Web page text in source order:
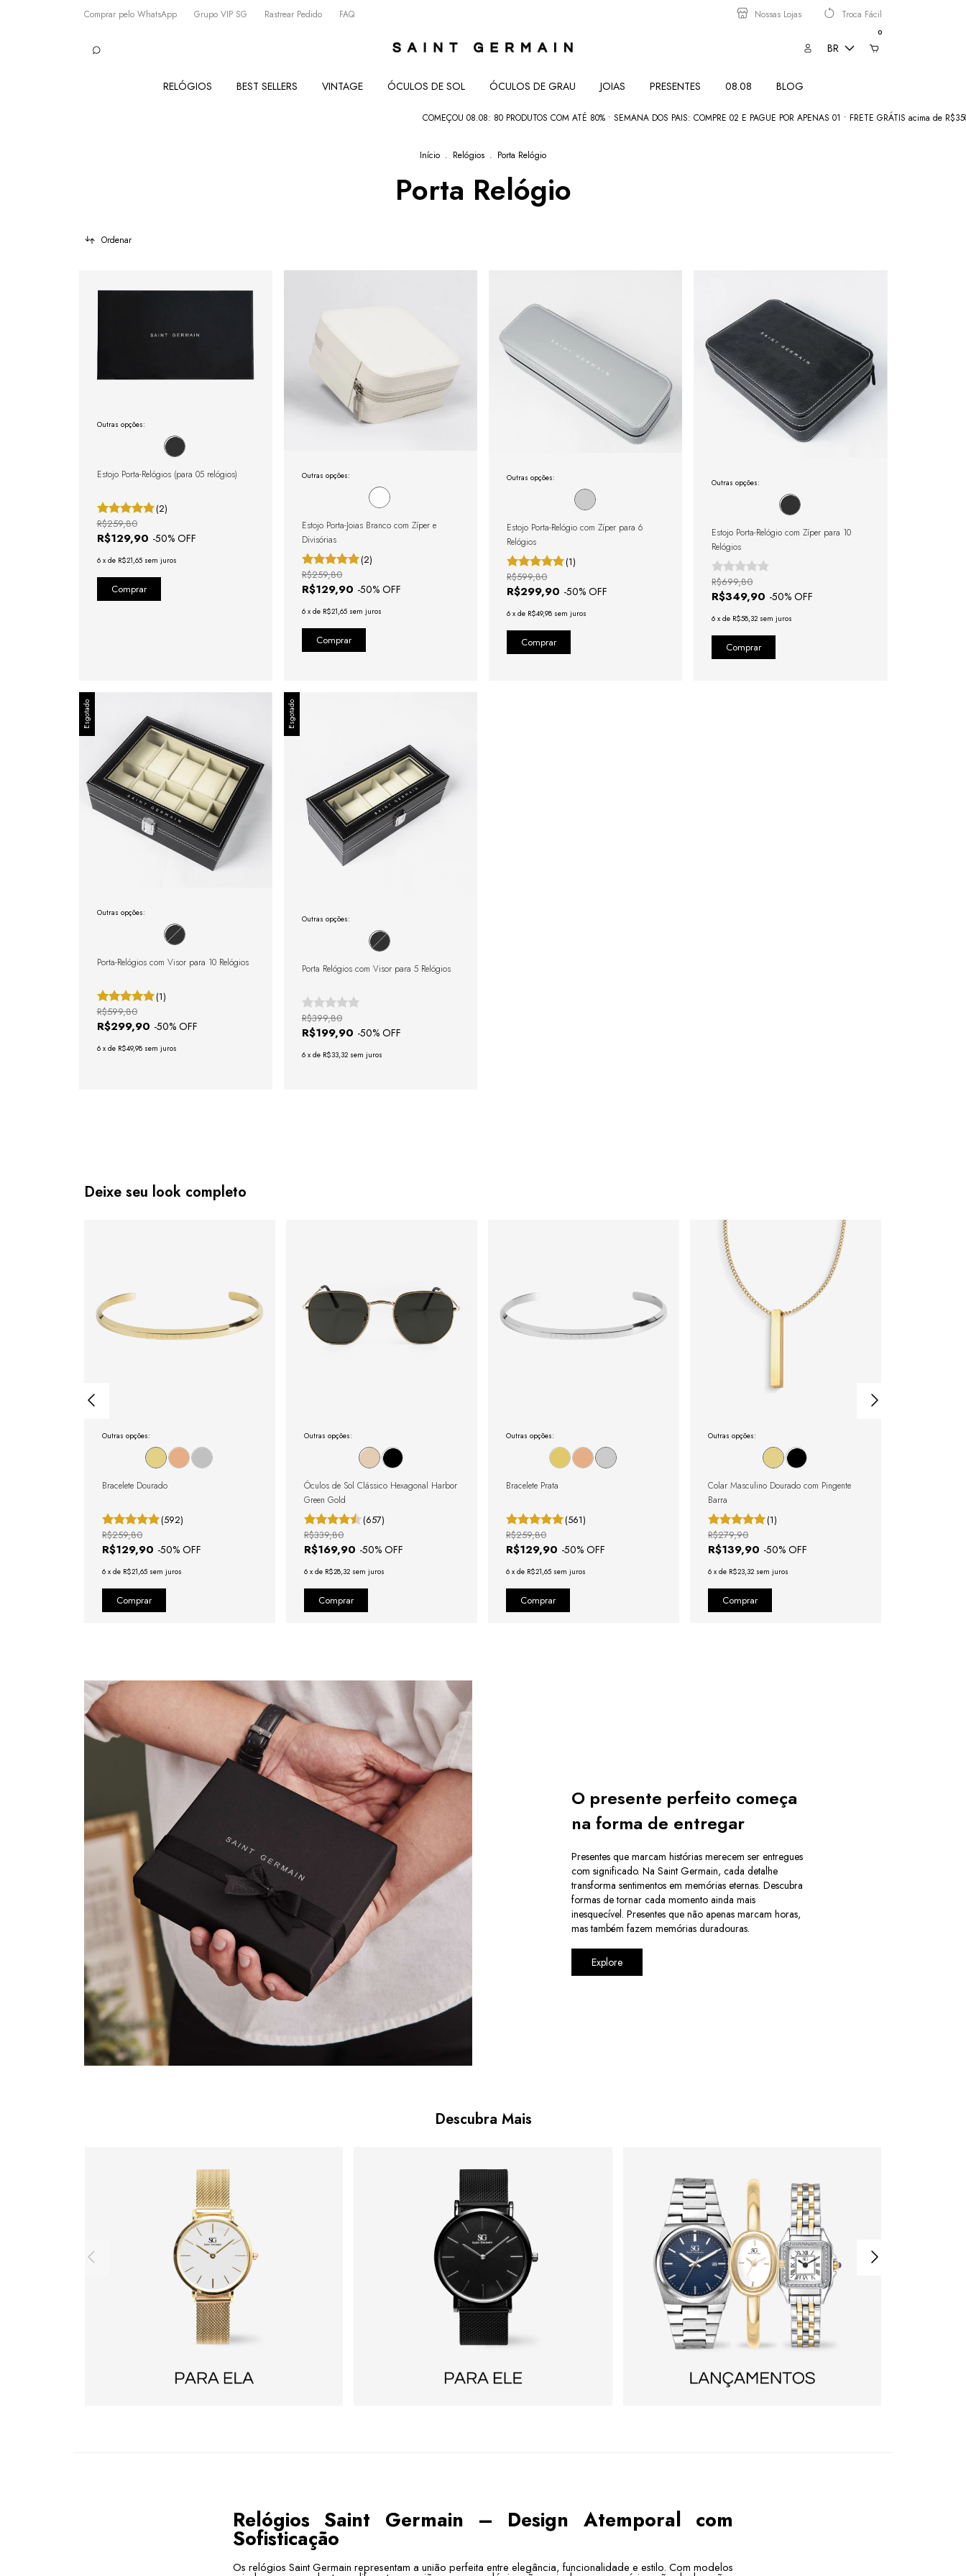
Comprar pelo WhatsApp Grupo VIP SG Rastrear Pedido FAQ Nossas Lojas Troca Fácil
BR
0
RELÓGIOS BEST SELLERS VINTAGE ÓCULOS DE SOL ÓCULOS DE GRAU JOIAS PRESENTES 08.08 BLOG
COMEÇOU 08.08: 80 PRODUTOS COM ATÉ 80% • SEMANA DOS PAIS: COMPRE 02 E PAGUE POR APENAS 01 • FRETE GRÁTIS acima de R$350
Início . Relógios . Porta Relógio
Porta Relógio
Ordenar
Outras opções:
Estojo Porta-Relógios (para 05 relógios)
(2)
R$129,90 -50% OFF
R$259,80
6 x de R$21,65 sem juros
Outras opções:
Estojo Porta-Joias Branco com Zíper e
Divisórias
(2)
R$129,90 -50% OFF
R$259,80
6 x de R$21,65 sem juros
Outras opções:
Estojo Porta-Relógio com Zíper para 6
Relógios
(1)
R$299,90 -50% OFF
R$599,80
6 x de R$49,98 sem juros
Outras opções:
Estojo Porta-Relógio com Zíper para 10
Relógios
R$349,90 -50% OFF
R$699,80
6 xde R$58,32 sem juros
Esgotado
Outras opções:
Porta-Relógios com Visor para 10 Relógios
(1)
R$299,90 -50% OFF
R$599,80
6 x de R$49,98 sem juros
Esgotado
Outras opções:
Porta Relógios com Visor para 5 Relógios
R$199,90 -50% OFF
R$399,80
6 x de R$33,32 sem juros
Deixe seu look completo
Outras opções:
Bracelete Dourado
(592)
R$129,90 -50% OFF
R$259,80
6 x de R$21,65 sem juros
Outras opções:
Óculos de Sol Clássico Hexagonal Harbor
Green Gold
(657)
R$169,90 -50% OFF
R$339,80
6 x de R$28,32 sem juros
Outras opções:
Bracelete Prata
(561)
R$129,90 -50% OFF
R$259,80
6 x de R$21,65 sem juros
Outras opções:
Colar Masculino Dourado com Pingente
Barra
(1)
R$139,90 -50% OFF
R$279,90
6 x de R$23,32 sem juros
O presente perfeito começa
na forma de entregar
Presentes que marcam histórias merecem ser entregues
com significado. Na Saint Germain, cada detalhe
transforma sentimentos em memórias eternas. Descubra
formas de tornar cada momento ainda mais
inesquecível. Presentes que não apenas marcam horas,
mas também fazem memórias duradouras.
Explore
Descubra Mais
Relógios Saint Germain – Design Atemporal com
Sofisticação
Os relógios Saint Germain representam a união perfeita entre elegância, funcionalidade e estilo. Com modelos